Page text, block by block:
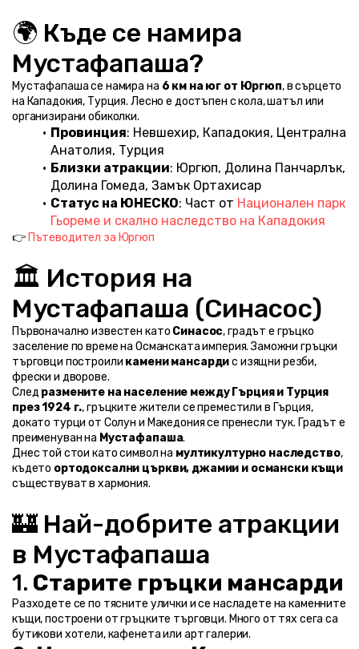
🌍 Къде се намира
Мустафапаша?
Мустафапаша се намира на 6 км на юг от Юргюп, в сърцето
на Кападокия, Турция. Лесно е достъпен с кола, шатъл или
организирани обиколки.
Провинция: Невшехир, Кападокия, Централна
Анатолия, Турция
Близки атракции: Юргюп, Долина Панчарлък,
Долина Гомеда, Замък Ортахисар
Статус на ЮНЕСКО: Част от Национален парк
Гьореме и скално наследство на Кападокия
👉 Пътеводител за Юргюп
🏛️ История на
Мустафапаша (Синасос)
Първоначално известен като Синасос, градът е гръцко
заселение по време на Османската империя. Заможни гръцки
търговци построили камени мансарди с изящни резби,
фрески и дворове.
След размените на население между Гърция и Турция
през 1924 г., гръцките жители се преместили в Гърция,
докато турци от Солун и Македония се пренесли тук. Градът е
преименуван на Мустафапаша.
Днес той стои като символ на мултикултурно наследство,
където ортодоксални църкви, джамии и османски къщи
съществуват в хармония.
🏰 Най-добрите атракции
в Мустафапаша
1. Старите гръцки мансарди
Разходете се по тясните улички и се насладете на каменните
къщи, построени от гръцките търговци. Много от тях сега са
бутикови хотели, кафенета или арт галерии.